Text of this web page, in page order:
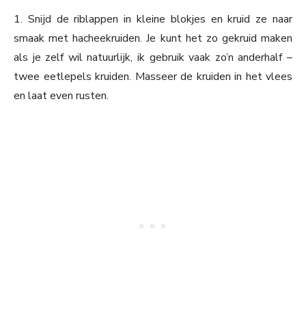
1. Snijd de riblappen in kleine blokjes en kruid ze naar
smaak met hacheekruiden. Je kunt het zo gekruid maken
als je zelf wil natuurlijk, ik gebruik vaak zo’n anderhalf –
twee eetlepels kruiden. Masseer de kruiden in het vlees
en laat even rusten.